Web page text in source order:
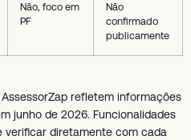
Não, foco em
PF
Não
confirmado
publicamente
refletem informações
junho de 2026. Funcionalidades
verificar diretamente com cada